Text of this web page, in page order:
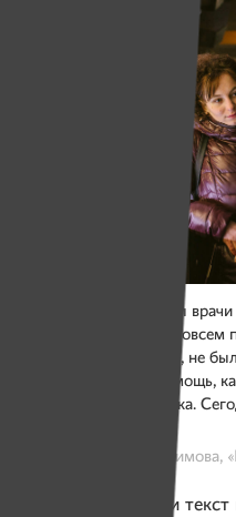
Алеся уверена: если бы
жизнь сложилась бы совсем
не было специалистов, не
попросить совет и помощь,
недоношенного ребенка.
Фото: Виктория Герасимова,
Когда мы готовили